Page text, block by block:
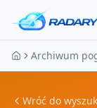
Strona główna
Archiwum
Wróć do